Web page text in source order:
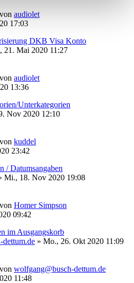
von audiolet
17:03
DKB Visa Konto
21. Mai 2020 11:27
von audiolet
13:36
Unterkategorien
Nov 2020 12:10
von kuddel
23:42
/ Datumsangaben
Mi., 18. Nov 2020 19:08
von Homer Simpson
09:42
im Ausgangskorb
dettum.de » Mo., 26. Okt 2020 11:09
von wolfgang@busch-dettum.de
11:48